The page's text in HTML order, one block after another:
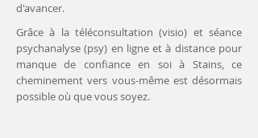
d'avancer.
Grâce à la téléconsultation (visio) et séance
psychanalyse (psy) en ligne et à distance pour
manque de confiance en soi à Stains, ce
cheminement vers vous-même est désormais
possible où que vous soyez.